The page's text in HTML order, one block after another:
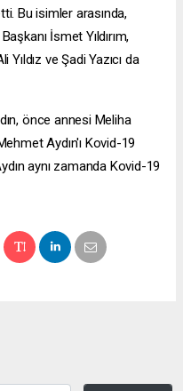
Bu isimler arasında,
İsmet Yıldırım,
ve Şadi Yazıcı da
önce annesi Meliha
Aydın'ı Kovid-19
aynı zamanda Kovid-19